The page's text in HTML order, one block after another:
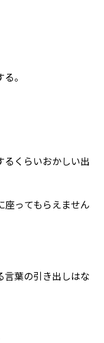
。
くらいおかしい出
座ってもらえません
葉の引き出しはな